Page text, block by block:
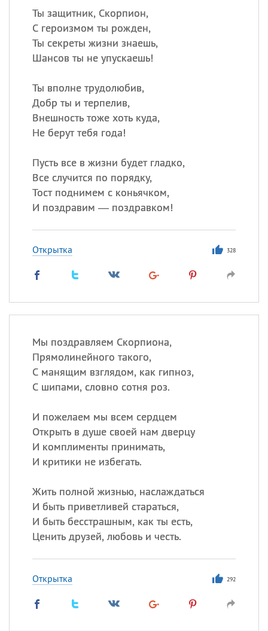
Ты защитник, Скорпион,
С героизмом ты рожден,
Ты секреты жизни знаешь,
Шансов ты не упускаешь!
Ты вполне трудолюбив,
Добр ты и терпелив,
Внешность тоже хоть куда,
Не берут тебя года!
Пусть все в жизни будет гладко,
Все случится по порядку,
Тост поднимем с коньячком,
И поздравим — поздравком!
Открытка 328
Мы поздравляем Скорпиона,
Прямолинейного такого,
С манящим взглядом, как гипноз,
С шипами, словно сотня роз.
И пожелаем мы всем сердцем
Открыть в душе своей нам дверцу
И комплименты принимать,
И критики не избегать.
Жить полной жизнью, наслаждаться
И быть приветливей стараться,
И быть бесстрашным, как ты есть,
Ценить друзей, любовь и честь.
Открытка 292